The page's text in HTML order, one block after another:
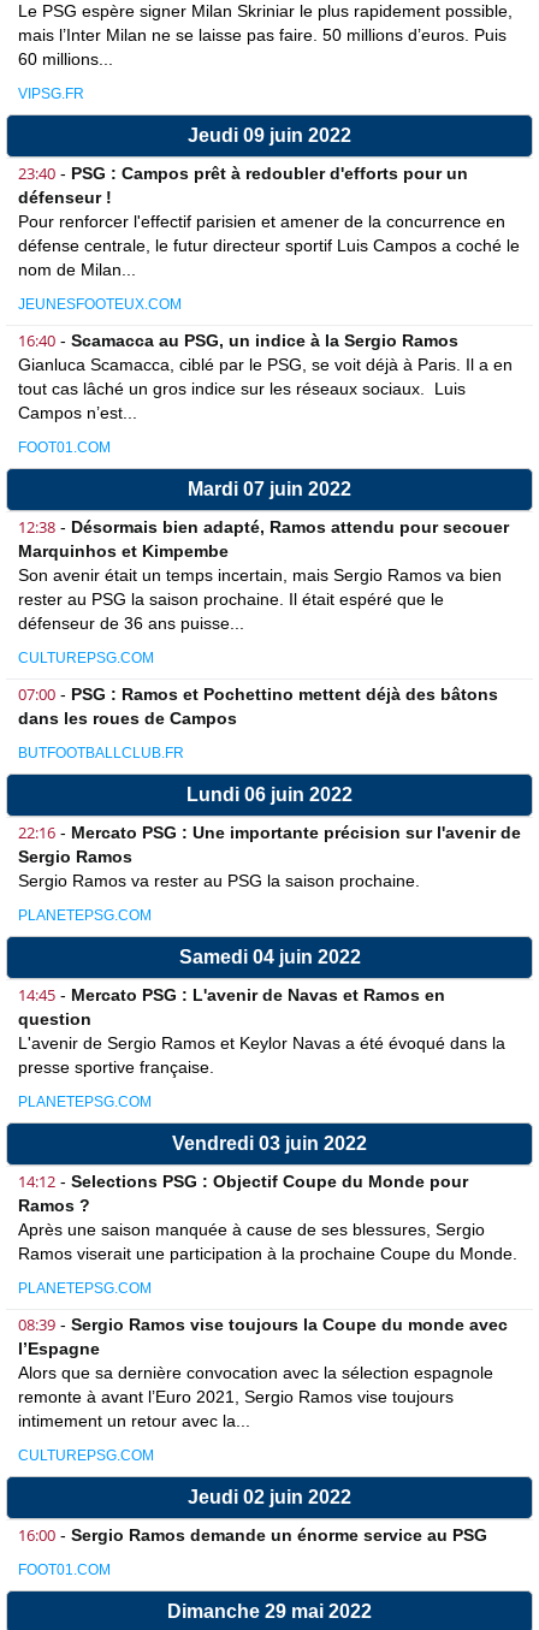
Le PSG espère signer Milan Skriniar le plus rapidement possible,
mais l’Inter Milan ne se laisse pas faire. 50 millions d’euros. Puis
60 millions...
VIPSG.FR
Jeudi 09 juin 2022
23:40 - PSG : Campos prêt à redoubler d'efforts pour un
défenseur !
Pour renforcer l'effectif parisien et amener de la concurrence en
défense centrale, le futur directeur sportif Luis Campos a coché le
nom de Milan...
JEUNESFOOTEUX.COM
16:40 - Scamacca au PSG, un indice à la Sergio Ramos
Gianluca Scamacca, ciblé par le PSG, se voit déjà à Paris. Il a en
tout cas lâché un gros indice sur les réseaux sociaux. Luis
Campos n’est...
FOOT01.COM
Mardi 07 juin 2022
12:38 - Désormais bien adapté, Ramos attendu pour secouer
Marquinhos et Kimpembe
Son avenir était un temps incertain, mais Sergio Ramos va bien
rester au PSG la saison prochaine. Il était espéré que le
défenseur de 36 ans puisse...
CULTUREPSG.COM
07:00 - PSG : Ramos et Pochettino mettent déjà des bâtons
dans les roues de Campos
BUTFOOTBALLCLUB.FR
Lundi 06 juin 2022
22:16 - Mercato PSG : Une importante précision sur l'avenir de
Sergio Ramos
Sergio Ramos va rester au PSG la saison prochaine.
PLANETEPSG.COM
Samedi 04 juin 2022
14:45 - Mercato PSG : L'avenir de Navas et Ramos en
question
L'avenir de Sergio Ramos et Keylor Navas a été évoqué dans la
presse sportive française.
PLANETEPSG.COM
Vendredi 03 juin 2022
14:12 - Selections PSG : Objectif Coupe du Monde pour
Ramos ?
Après une saison manquée à cause de ses blessures, Sergio
Ramos viserait une participation à la prochaine Coupe du Monde.
PLANETEPSG.COM
08:39 - Sergio Ramos vise toujours la Coupe du monde avec
l’Espagne
Alors que sa dernière convocation avec la sélection espagnole
remonte à avant l’Euro 2021, Sergio Ramos vise toujours
intimement un retour avec la...
CULTUREPSG.COM
Jeudi 02 juin 2022
16:00 - Sergio Ramos demande un énorme service au PSG
FOOT01.COM
Dimanche 29 mai 2022